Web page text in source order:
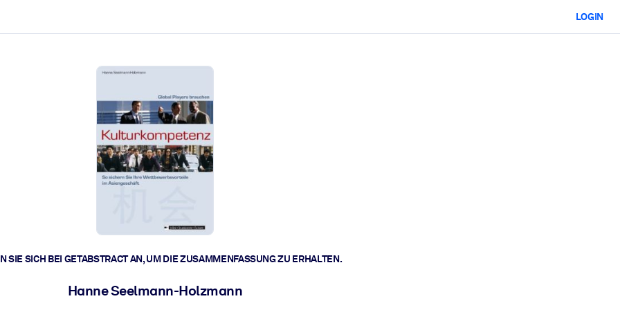
lösen und schneller zu handeln.
LOGIN
SIE SICH BEI GETABSTRACT AN, UM DIE ZUSAMMENFASSUNG ZU ERHALTEN.
Hanne Seelmann-Holzmann